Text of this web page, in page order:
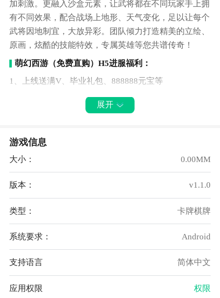
加刺激。更融入沙盒元素，让武将都在不同玩家手上拥
有不同效果，配合战场上地形、天气变化，足以让每个
武将因地制宜，大放异彩。团队倾力打造精美的立绘、
原画，炫酷的技能特效，专属英雄等您共谱传奇！
萌幻西游（免费直购）H5进服福利：
1、上线送满V、毕业礼包、888888元宝等
2、升级送两万元代币，可免费购买直购礼包
3、登录送千元无门槛真充，即领即用不用等
5、七天登录送无限资源，每天元宝免费领
6、永久十倍真充卡返利，最低1元可领取
日常返利：
活动时间：永久
活动规则：
2、无需申请，该返利会在次日0点自动发放至玩家邮件
首发追加返利活动01-17~01-19
活动时间：1.17-1.19
展开
游戏信息
大小： 0.00MM
版本： v1.1.0
类型： 卡牌棋牌
系统要求： Android
支持语言 简体中文
应用权限 权限